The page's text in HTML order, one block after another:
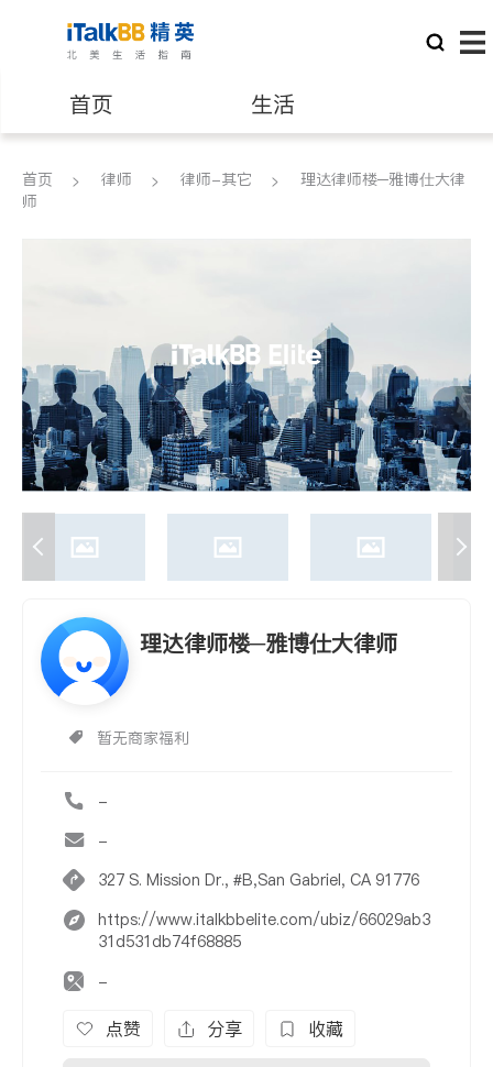
首页 生活
医生 律师
养老 非盈利组织
首页 律师 律师-其它
理达律师楼─雅博仕大律
师
理达律师楼─雅博仕大律师
暂无商家福利
-
-
327 S. Mission Dr., #B,San Gabriel, CA 91776
https://www.italkbbelite.com/ubiz/66029ab3
31d531db74f68885
-
点赞 分享 收藏